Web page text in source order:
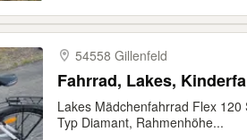
54558 Gillenfeld
Fahrrad, Lakes,
Lakes Mädchenfahrrad Flex
Typ Diamant, Rahmenhöhe...